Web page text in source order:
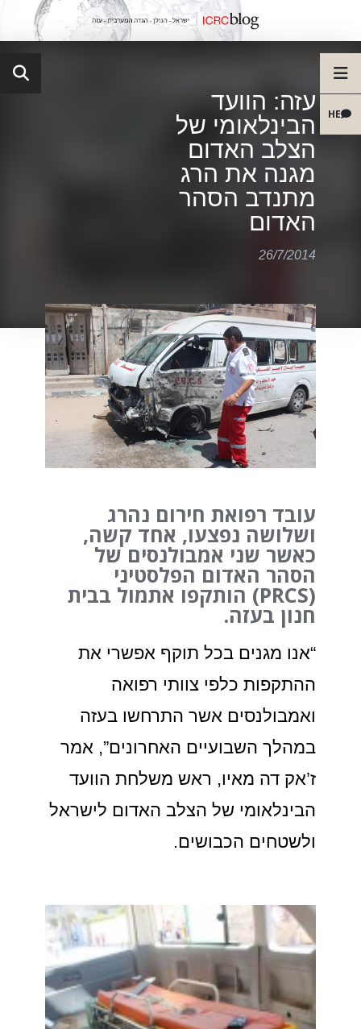
HE
עזה: הוועד
הבינלאומי של
הצלב האדום
מגנה את הרג
מתנדב הסהר
האדום
26/7/2014
עובד רפואת חירום נהרג
ושלושה נפצעו, אחד קשה,
כאשר שני אמבולנסים של
הסהר האדום הפלסטיני
(
PRCS) הותקפו אתמול בבית
חנון בעזה.
“אנו מגנים בכל תוקף אפשרי את
ההתקפות כלפי צוותי רפואה
ואמבולנסים אשר התרחשו בעזה
במהלך השבועיים האחרונים”, אמר
ז’אק דה מאיו, ראש משלחת הוועד
הבינלאומי של הצלב האדום לישראל
ולשטחים הכבושים.